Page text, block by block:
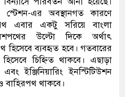
স্টেশন-এর অবস্থানগত কারণে
এবার একটু সরিয়ে বাংলা
উল্টো দিকে অর্থাৎ
হিসেবে ব্যবহৃত হবে। গতবারের
চিহ্নিত থাকবে। এছাড়া
ইঞ্জিনিয়ারিং ইনস্টিটিউশন
থাকবে।